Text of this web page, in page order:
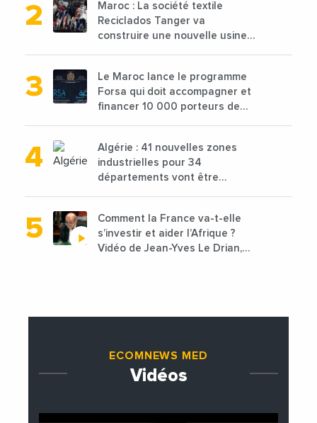
Maroc : La société textile
Reciclados Tanger va
construire une nouvelle usine
Le Maroc lance le programme
Forsa qui doit accompagner et
financer 10 000 porteurs de
Algérie : 41 nouvelles zones
industrielles pour 34
départements vont être
Comment la France va-t-elle
s’investir et aider l’Afrique ?
Vidéo de Jean-Yves Le Drian,
ECOMNEWS MED
Vidéos